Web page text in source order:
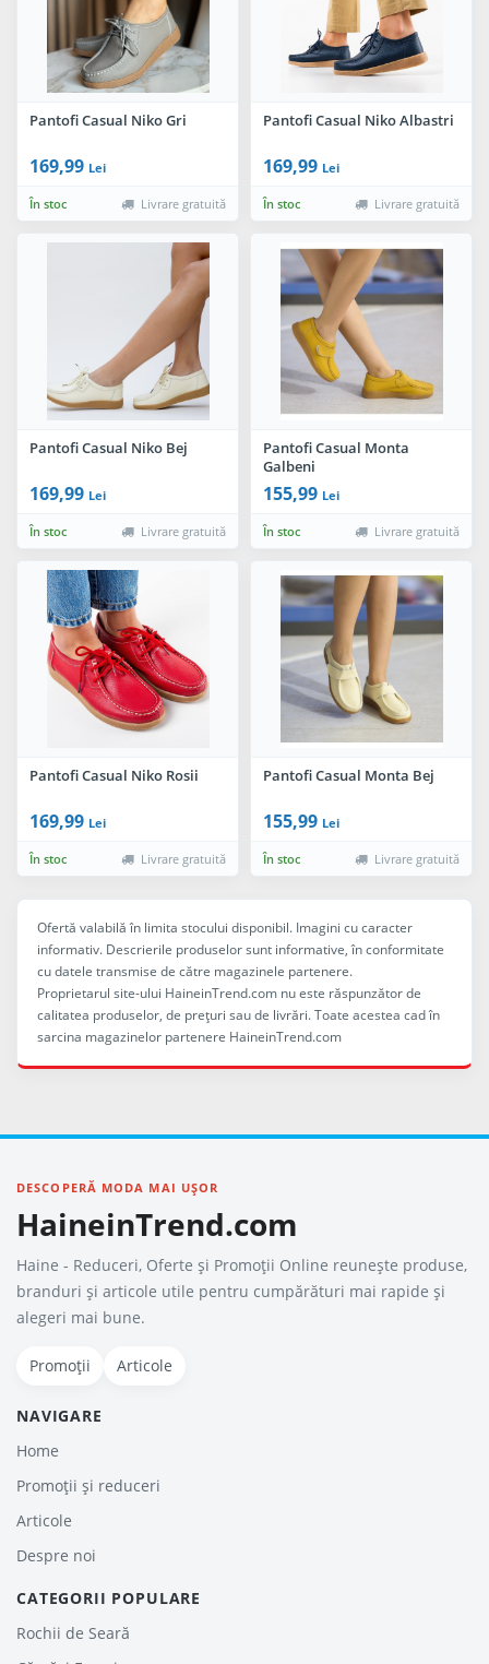
Pantofi Casual Niko Gri
169,99 Lei
În stoc Livrare gratuită
Pantofi Casual Niko Albastri
169,99 Lei
În stoc Livrare gratuită
Pantofi Casual Niko Bej
169,99 Lei
În stoc Livrare gratuită
Pantofi Casual Monta
Galbeni
155,99 Lei
În stoc Livrare gratuită
Pantofi Casual Niko Rosii
169,99 Lei
În stoc Livrare gratuită
Pantofi Casual Monta Bej
155,99 Lei
În stoc Livrare gratuită
Ofertă valabilă în limita stocului disponibil. Imagini cu caracter
informativ. Descrierile produselor sunt informative, în conformitate
cu datele transmise de către magazinele partenere.
Proprietarul site-ului HaineinTrend.com nu este răspunzător de
calitatea produselor, de preţuri sau de livrări. Toate acestea cad în
sarcina magazinelor partenere HaineinTrend.com
DESCOPERĂ MODA MAI UȘOR
HaineinTrend.com
Haine - Reduceri, Oferte şi Promoţii Online reunește produse,
branduri și articole utile pentru cumpărături mai rapide și
alegeri mai bune.
Promoții Articole
NAVIGARE
Home
Promoții și reduceri
Articole
Despre noi
CATEGORII POPULARE
Rochii de Seară